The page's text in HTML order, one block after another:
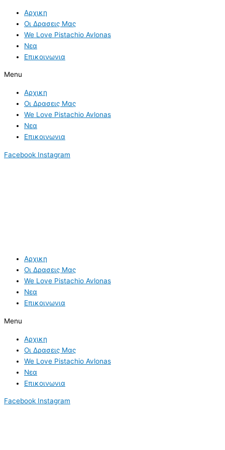
content
Αρχικη
Οι Δρασεις Μας
We Love Pistachio Avlonas
Νεα
Επικοινωνια
Menu
Αρχικη
Οι Δρασεις Μας
We Love Pistachio Avlonas
Νεα
Επικοινωνια
Facebook Instagram
Αρχικη
Οι Δρασεις Μας
We Love Pistachio Avlonas
Νεα
Επικοινωνια
Menu
Αρχικη
Οι Δρασεις Μας
We Love Pistachio Avlonas
Νεα
Επικοινωνια
Facebook Instagram
ήρθε
να
αποτελειώσει
ό,τι
άφησε
ο
στη
Θεσσαλία
a
r
c
h
r